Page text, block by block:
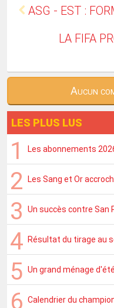
ASG - EST :
LA FIFA
Aucun
LES PLUS LUS
Les abonnements
Les Sang et Or
Un succès contre San
Résultat du tirage au
Un grand ménage
Calendrier du